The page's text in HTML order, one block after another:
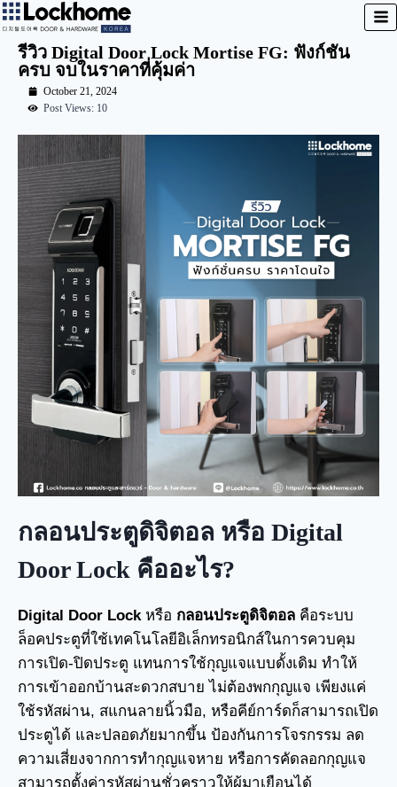
รีวิว Digital Door Lock Mortise FG: ฟังก์ชัน
ครบ จบในราคาที่คุ้มค่า
October 21, 2024
Post Views: 10
กลอนประตูดิจิตอล หรือ Digital
Door Lock คืออะไร?
Digital Door Lock หรือ กลอนประตูดิจิตอล คือระบบ
ล็อคประตูที่ใช้เทคโนโลยีอิเล็กทรอนิกส์ในการควบคุม
การเปิด-ปิดประตู แทนการใช้กุญแจแบบดั้งเดิม ทำให้
การเข้าออกบ้านสะดวกสบาย ไม่ต้องพกกุญแจ เพียงแค่
ใช้รหัสผ่าน, สแกนลายนิ้วมือ, หรือคีย์การ์ดก็สามารถเปิด
ประตูได้ และปลอดภัยมากขึ้น ป้องกันการโจรกรรม ลด
ความเสี่ยงจากการทำกุญแจหาย หรือการคัดลอกกุญแจ
สามารถตั้งค่ารหัสผ่านชั่วคราวให้ผู้มาเยือนได้